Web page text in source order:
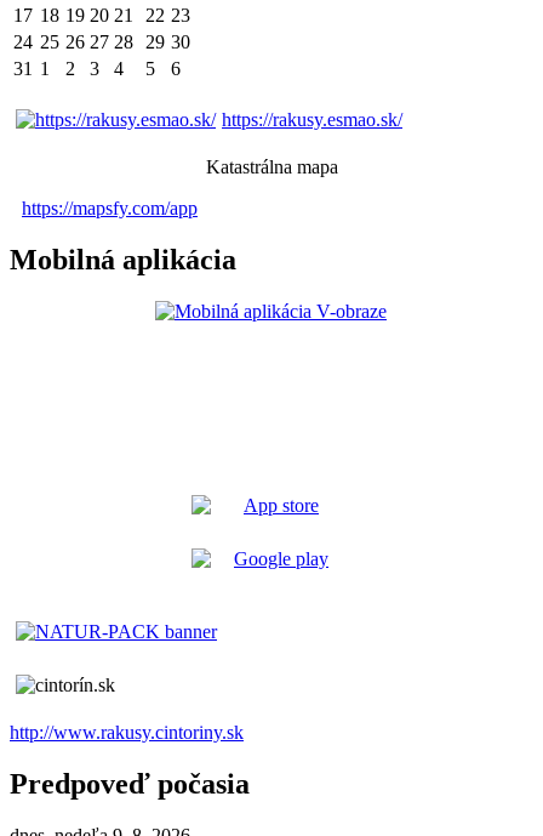
17 18 19 20 21 22 23
24 25 26 27 28 29 30
31 1 2 3 4 5 6
https://rakusy.esmao.sk/
Katastrálna mapa
https://mapsfy.com/app
Mobilná aplikácia
http://www.rakusy.cintoriny.sk
Predpoveď počasia